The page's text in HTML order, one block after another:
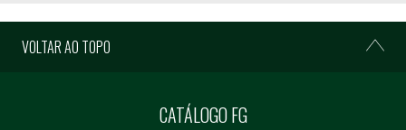
VOLTAR AO TOPO
CATÁLOGO FG